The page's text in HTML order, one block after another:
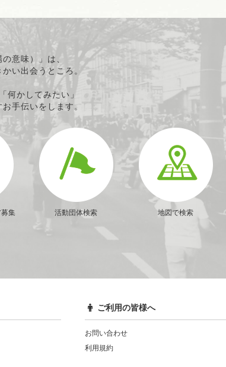
意味）」は、
い出会うところ。
何かしてみたい」
手伝いをします。
募集 活動団体検索 地図で検索
ご利用の皆様へ
お問い合わせ
利用規約